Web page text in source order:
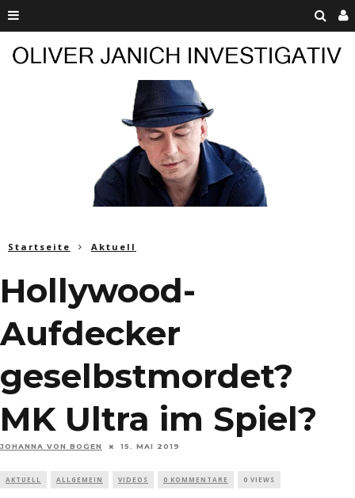
Startseite Aktuell
Hollywood-
Aufdecker
geselbstmordet?
MK Ultra im Spiel?
JOHANNA VON BOGEN 15. MAI 2019
AKTUELL ALLGEMEIN VIDEOS 0 KOMMENTARE 0 VIEWS